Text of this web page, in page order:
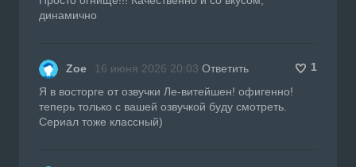
динамично
Zoe 16 июня 2026 20:03 Ответить
1
Я в восторге от озвучки Ле-витейшен! офигенно!
теперь только с вашей озвучкой буду смотреть.
Сериал тоже классный)